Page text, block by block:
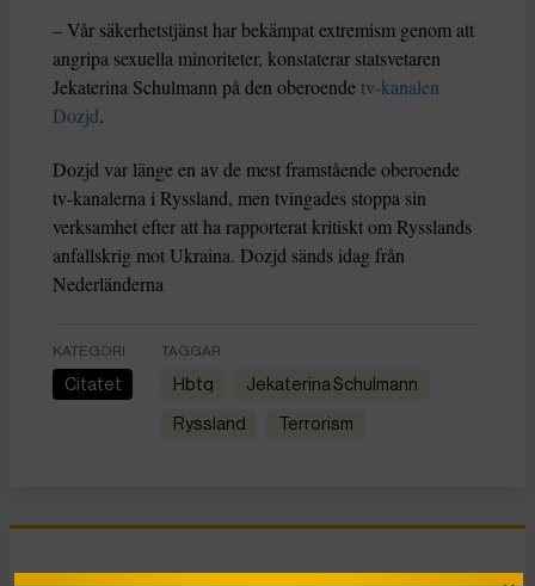
– Vår säkerhetstjänst har bekämpat extremism genom att
angripa sexuella minoriteter, konstaterar statsvetaren
Jekaterina Schulmann på den oberoende tv-kanalen
Dozjd.
Dozjd var länge en av de mest framstående oberoende
tv-kanalerna i Ryssland, men tvingades stoppa sin
verksamhet efter att ha rapporterat kritiskt om Rysslands
anfallskrig mot Ukraina. Dozjd sänds idag från
Nederländerna
KATEGORI
Citatet
TAGGAR
hbtq Jekaterina Schulmann
Ryssland terrorism